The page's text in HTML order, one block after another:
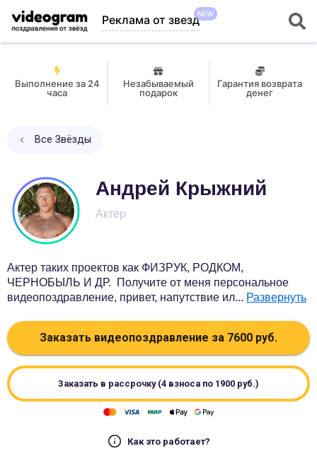
Реклама от звездNEW
Выполнение за 24
часа
Незабываемый
подарок
Гарантия возврата
денег
Все Звёзды
Андрей Крыжний
Актер
Актер таких проектов как ФИЗРУК, РОДКОМ,
ЧЕРНОБЫЛЬ И ДР. Получите от меня персональное
видеопоздравление, привет, напутствие ил... Развернуть
Заказать видеопоздравление за 7600 руб.
Заказать в рассрочку (4 взноса по 1900 руб.)
Как это работает?